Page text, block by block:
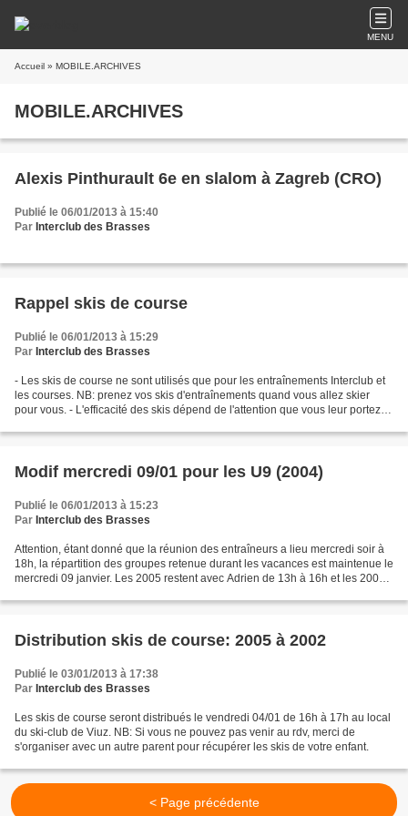
MENU
Accueil » MOBILE.ARCHIVES
MOBILE.ARCHIVES
Alexis Pinthurault 6e en slalom à Zagreb (CRO)
Publié le 06/01/2013 à 15:40
Par Interclub des Brasses
Rappel skis de course
Publié le 06/01/2013 à 15:29
Par Interclub des Brasses
- Les skis de course ne sont utilisés que pour les entraînements Interclub et
les courses. NB: prenez vos skis d'entraînements quand vous allez skier
pour vous. - L'efficacité des skis dépend de l'attention que vous leur portez....
Modif mercredi 09/01 pour les U9 (2004)
Publié le 06/01/2013 à 15:23
Par Interclub des Brasses
Attention, étant donné que la réunion des entraîneurs a lieu mercredi soir à
18h, la répartition des groupes retenue durant les vacances est maintenue le
mercredi 09 janvier. Les 2005 restent avec Adrien de 13h à 16h et les 2004
Distribution skis de course: 2005 à 2002
Publié le 03/01/2013 à 17:38
Par Interclub des Brasses
Les skis de course seront distribués le vendredi 04/01 de 16h à 17h au local
du ski-club de Viuz. NB: Si vous ne pouvez pas venir au rdv, merci de
s'organiser avec un autre parent pour récupérer les skis de votre enfant.
< Page précédente